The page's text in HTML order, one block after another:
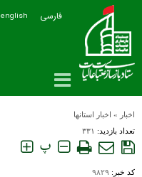
فارسی english
اخبار » اخبار استانها
تعداد بازدید: ۳۳۱
پ
کد خبر: ۹۸۲۹